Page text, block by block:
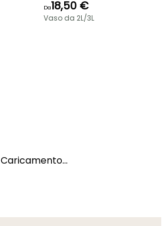
Da18,50 €
Vaso da 2L/3L
Caricamento...